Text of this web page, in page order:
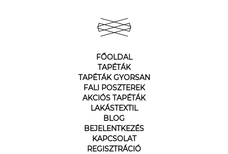
FŐOLDAL
TAPÉTÁK
TAPÉTÁK GYORSAN
FALI POSZTEREK
AKCIÓS TAPÉTÁK
LAKÁSTEXTIL
BLOG
BEJELENTKEZÉS
KAPCSOLAT
REGISZTRÁCIÓ